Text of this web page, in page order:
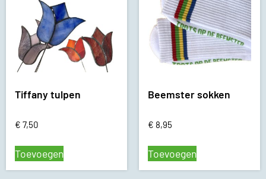
Tiffany tulpen
€ 7,50
Toevoegen
Beemster sokken
€ 8,95
Toevoegen